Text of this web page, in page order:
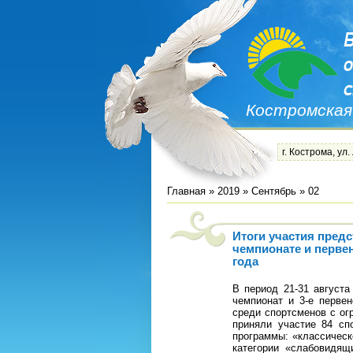
г. Кострома,
Главная » 2019 » Сентябрь » 02
Итоги участия
чемпионате и
года
В период 21-31
чемпионат и 3-е
среди спортсменов с
приняли участие 84
программы:
категории